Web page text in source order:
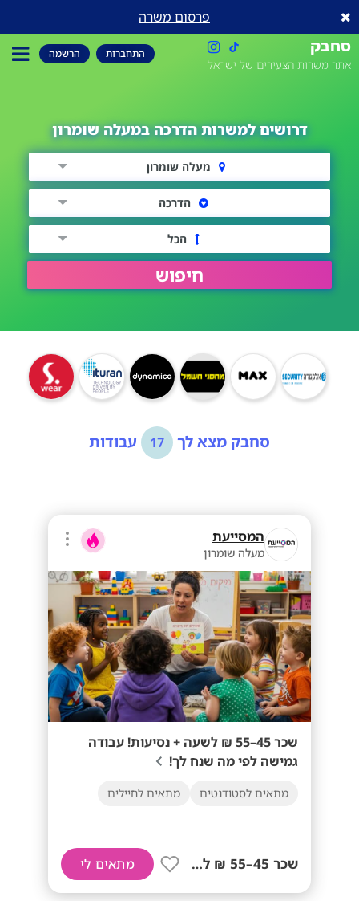
פרסום משרה
סחבק
אתר משרות הצעירים של ישראל
התחברות הרשמה
דרושים למשרות הדרכה במעלה שומרון
מעלה שומרון
הדרכה
הכל
חיפוש
סחבק מצא לך 17 עבודות
המסייעת
מעלה שומרון
שכר 45–55 ₪ לשעה + נסיעות! עבודה
גמישה לפי מה שנח לך!
מתאים לסטודנטים מתאים לחיילים
שכר 45–55 ₪ לשעה+ נסיעות! מתאים לי